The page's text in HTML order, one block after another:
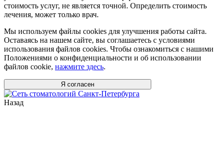
стоимость услуг, не является точной. Определить стоимость
лечения, может только врач.
Мы используем файлы cookies для улучшения работы сайта.
Оставаясь на нашем сайте, вы соглашаетесь с условиями
использования файлов cookies. Чтобы ознакомиться с нашими
Положениями о конфиденциальности и об использовании
файлов cookie, нажмите здесь.
Я согласен
Назад